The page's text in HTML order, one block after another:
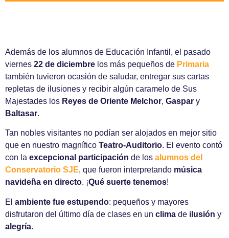
Además de los alumnos de Educación Infantil, el pasado
viernes 22 de diciembre los más pequeños de Primaria
también tuvieron ocasión de saludar, entregar sus cartas
repletas de ilusiones y recibir algún caramelo de Sus
Majestades los Reyes de Oriente Melchor, Gaspar y
Baltasar.
Tan nobles visitantes no podían ser alojados en mejor sitio
que en nuestro magnífico Teatro-Auditorio. El evento contó
con la excepcional participación de los alumnos del
Conservatorio SJE, que fueron interpretando música
navideña en directo. ¡Qué suerte tenemos!
El ambiente fue estupendo: pequeños y mayores
disfrutaron del último día de clases en un clima de ilusión y
alegría.